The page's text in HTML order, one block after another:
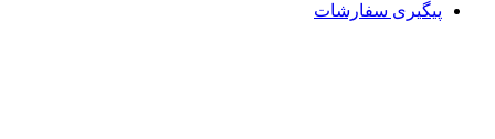
پیگیری سفارشات